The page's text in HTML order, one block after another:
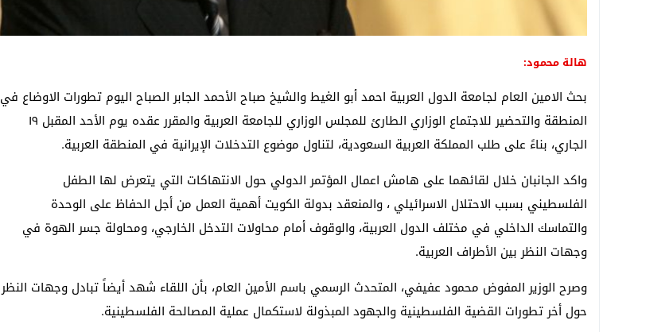
هالة محمود:
بحث الامين العام لجامعة الدول العربية احمد أبو الغيط والشيخ صباح الأحمد الجابر الصباح اليوم تطورات الاوضاع في
المنطقة والتحضير للاجتماع الوزاري الطارئ للمجلس الوزاري للجامعة العربية والمقرر عقده يوم الأحد المقبل ١٩
الجاري، بناءً على طلب المملكة العربية السعودية، لتناول موضوع التدخلات الإيرانية في المنطقة العربية.
واكد الجانبان خلال لقائهما على هامش اعمال المؤتمر الدولي حول الانتهاكات التي يتعرض لها الطفل
الفلسطيني بسبب الاحتلال الاسرائيلي ، والمنعقد بدولة الكويت أهمية العمل من أجل الحفاظ على الوحدة
والتماسك الداخلي في مختلف الدول العربية، والوقوف أمام محاولات التدخل الخارجي، ومحاولة جسر الهوة في
وجهات النظر بين الأطراف العربية.
وصرح الوزير المفوض محمود عفيفي، المتحدث الرسمي باسم الأمين العام، بأن اللقاء شهد أيضاً تبادل وجهات النظر
حول أخر تطورات القضية الفلسطينية والجهود المبذولة لاستكمال عملية المصالحة الفلسطينية.